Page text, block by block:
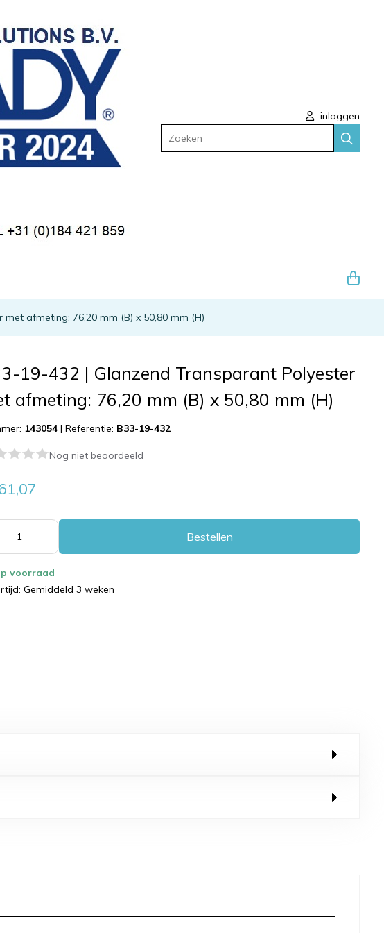
inloggen
Zoeken
afmeting: 76,20 mm (B) x 50,80 mm (H)
19-432 | Glanzend Transparant Polyester
afmeting: 76,20 mm (B) x 50,80 mm (H)
143054 |Referentie: B33-19-432
Nog niet beoordeeld
Bestellen
voorraad
Gemiddeld 3 weken